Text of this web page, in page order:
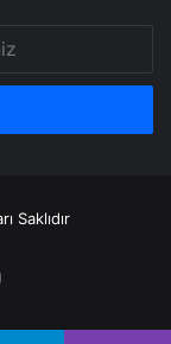
Saklıdır